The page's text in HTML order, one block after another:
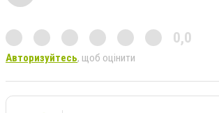
0,0
Авторизуйтесь, щоб оцінити